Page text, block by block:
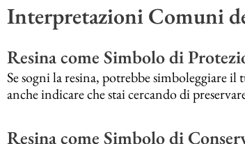
Interpretazioni Comuni
Resina come Simbolo di
Se sogni la resina, potrebbe simboleggiare
anche indicare che stai cercando di
Resina come Simbolo di